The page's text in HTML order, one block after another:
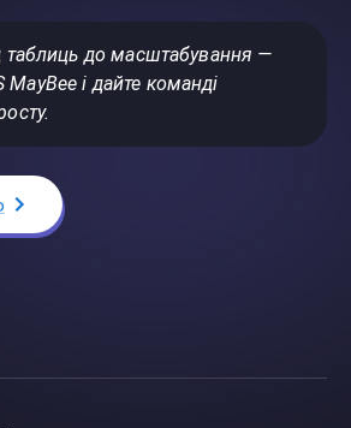
таблиць до масштабування —
MayBee і дайте команді